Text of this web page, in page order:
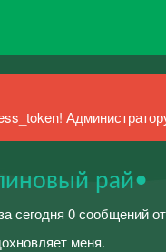
рай•
сегодня 0 сообщений
меня.